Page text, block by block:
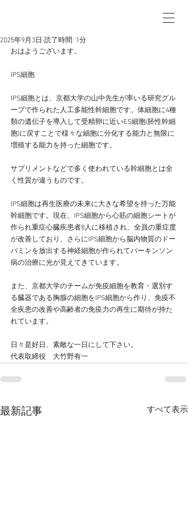
2025年9月3日 読了時間: 1分
おはようございます。
IPS細胞
IPS細胞とは、京都大学の山中先生が率いる研究グル
ープで作られた人工多能性幹細胞です。体細胞に4種
類の遺伝子を導入して受精卵に近いES細胞(胚性幹細
胞)に戻すことで様々な細胞に分化する能力と無限に
増殖する能力を持った細胞です。
サプリメントなどで多く使われている幹細胞とは全
く性質が違うものです。
IPS細胞は再生医療の未来に大きな希望を持った万能
幹細胞です。現在、IPS細胞から心筋の細胞シートが
作られ重症心臓疾患者8人に移植され、全員の重症度
が改善しており、さらにIPS細胞から脳内物質のドー
パミンを放出する神経細胞が作られてパーキンソン
病の治療に光が見えてきています。
また、京都大学のチームが免疫細胞を教育・選別す
る臓器である胸腺の細胞をIPS細胞から作り、免疫不
全疾患の改善や高齢者の免疫力の再生に期待が持た
れています。
日々是好日、素敵な一日にして下さい。
代表取締役　大竹野有一
最新記事 すべて表示